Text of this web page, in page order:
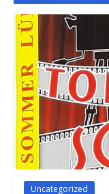
Uncategorized